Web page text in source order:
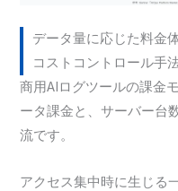
データ量に応じた料金
コストコントロール手
商用AIログツールの課金
ータ課金と、サーバー台
流です。
アクセス集中時に生じる